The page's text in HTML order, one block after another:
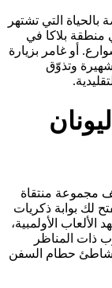
بالحياة التي تشتهر
منطقة بلاكا في
أو غامر بزيارة
وتذوّق
مجموعة منتقاة
لك بوابة ذكريات
الألعاب الأولمبية،
ذات المناظر
شاطئ حطام السفن